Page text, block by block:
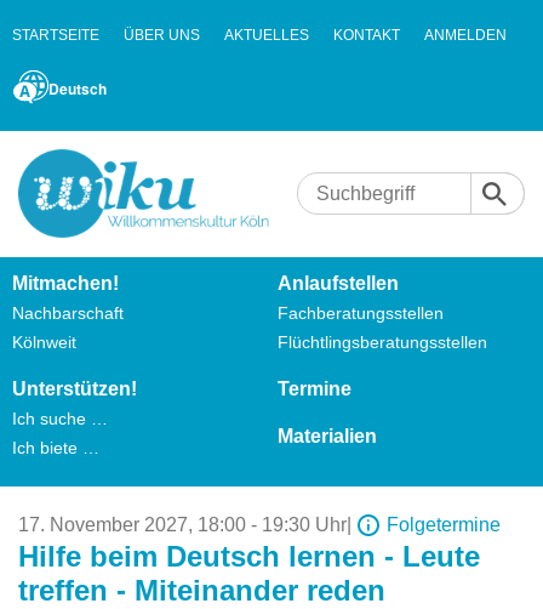
STARTSEITE ÜBER UNS AKTUELLES KONTAKT ANMELDEN
Deutsch
Mitmachen!
Nachbarschaft
Kölnweit
Anlaufstellen
Fachberatungsstellen
Flüchtlingsberatungsstellen
Unterstützen!
Ich suche …
Ich biete …
Termine
Materialien
17. November 2027, 18:00 - 19:30 Uhr Folgetermine
Hilfe beim Deutsch lernen - Leute
treffen - Miteinander reden